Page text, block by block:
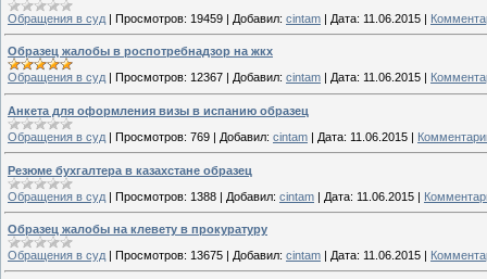
Обращения в суд | Просмотров: 19459 | Добавил: cintam | Дата: 11.06.2015 |
Образец жалобы в роспотребнадзор на жкх
Обращения в суд | Просмотров: 12367 | Добавил: cintam | Дата: 11.06.2015 |
Анкета для оформления визы в испанию образец
Обращения в суд | Просмотров: 769 | Добавил: cintam | Дата: 11.06.2015 |
Резюме бухгалтера в казахстане образец
Обращения в суд | Просмотров: 1388 | Добавил: cintam | Дата: 11.06.2015 |
Образец жалобы на клевету в прокуратуру
Обращения в суд | Просмотров: 13675 | Добавил: cintam | Дата: 11.06.2015 |